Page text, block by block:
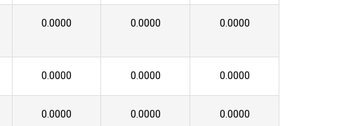
0.0000 0.0000 0.0000
0.0000 0.0000 0.0000
0.0000 0.0000 0.0000